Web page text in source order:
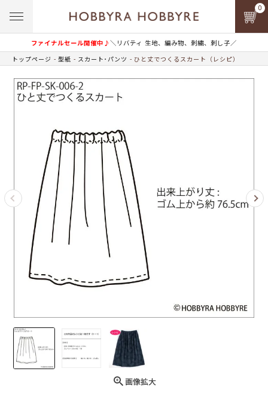
ファイナルセール開催中♪＼リバティ 生地、編み物、刺繍、刺し子／
0
トップページ 型紙 スカート･パンツ ひと丈でつくるスカート（レシピ）
画像拡大